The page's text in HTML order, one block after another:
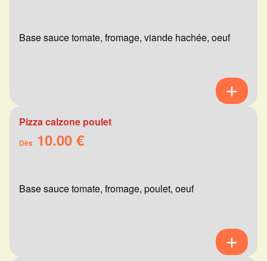
Base sauce tomate, fromage, viande hachée, oeuf
Pizza calzone poulet
Dès 10.00 €
Base sauce tomate, fromage, poulet, oeuf